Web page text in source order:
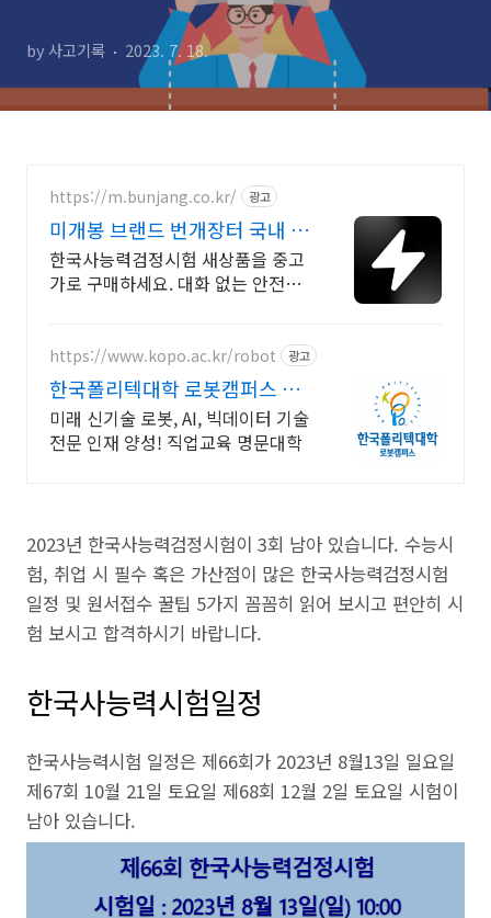
by 사고기록 2023. 7. 18.
https://m.bunjang.co.kr/ 광고
미개봉 브랜드 번개장터 국내 최
대 브랜드 중고거래
한국사능력검정시험 새상품을 중고
가로 구매하세요. 대화 없는 안전결
이상의 신규 상품 업로드
https://www.kopo.ac.kr/robot 광고
한국폴리텍대학 로봇캠퍼스 전
국 유일의 로봇특성화 대학
미래 신기술 로봇, AI, 빅데이터 기술
전문 인재 양성! 직업교육 명문대학
2023년 한국사능력검정시험이 3회 남아 있습니다. 수능시
험, 취업 시 필수 혹은 가산점이 많은 한국사능력검정시험
일정 및 원서접수 꿀팁 5가지 꼼꼼히 읽어 보시고 편안히 시
험 보시고 합격하시기 바랍니다.
한국사능력시험일정
한국사능력시험 일정은 제66회가 2023년 8월13일 일요일
제67회 10월 21일 토요일 제68회 12월 2일 토요일 시험이
남아 있습니다.